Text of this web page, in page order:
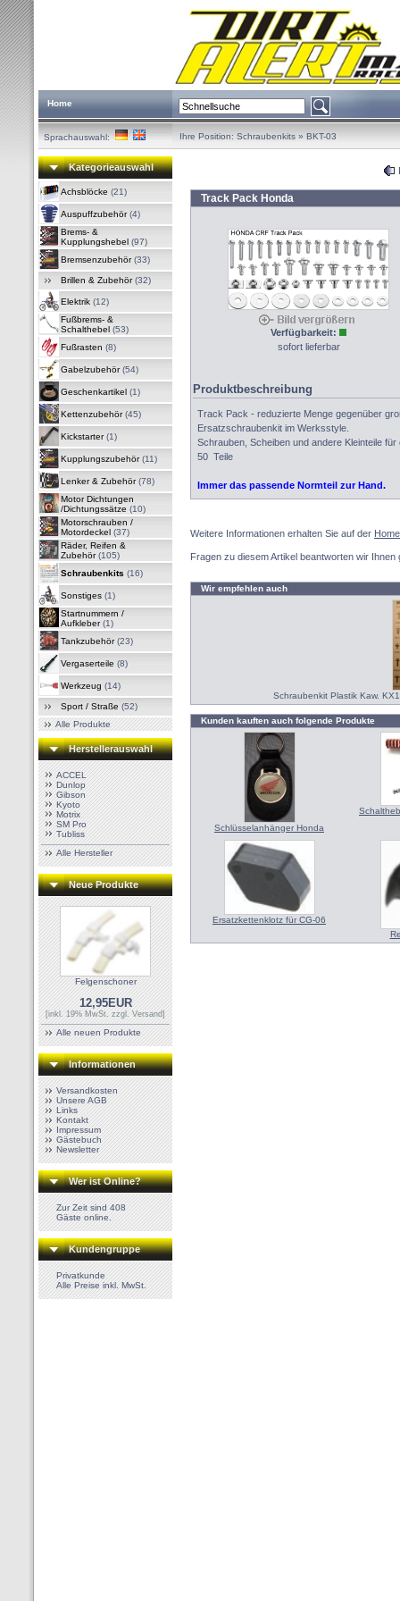
Home
Sprachauswahl: Ihre Position: Schraubenkits » BKT-03
Kategorieauswahl
Achsblöcke (21)
Auspuffzubehör(4)
Brems- &
Kupplungshebel (97)
Bremsenzubehör(33)
Brillen & Zubehör(32)
Elektrik (12)
Fußbrems- &
Schalthebel (53)
Fußrasten (8)
Gabelzubehör(54)
Geschenkartikel (1)
Kettenzubehör(45)
Kickstarter(1)
Kupplungszubehör(11)
Lenker & Zubehör(78)
Motor Dichtungen
/Dichtungssätze (10)
Motorschrauben /
Motordeckel (37)
Räder, Reifen &
Zubehör(105)
Schraubenkits (16)
Sonstiges (1)
Startnummern /
Aufkleber(1)
Tankzubehör(23)
Vergaserteile (8)
Werkzeug (14)
Sport / Straße (52)
Alle Produkte
Herstellerauswahl
ACCEL
Dunlop
Gibson
Kyoto
Motrix
SM Pro
Tubliss
Alle Hersteller
Neue Produkte
Felgenschoner
12,95EUR
[inkl. 19% MwSt. zzgl.Versand]
Alle neuen Produkte
Informationen
Versandkosten
Unsere AGB
Links
Kontakt
Impressum
Gästebuch
Newsletter
Wer ist Online?
Zur Zeit sind 408
Gäste online.
Kundengruppe
Privatkunde
Alle Preise inkl. MwSt.
Track Pack Honda
Verfügbarkeit:
sofort lieferbar
Produktbeschreibung
Track Pack - reduzierte Menge gegenüber
Ersatzschraubenkit im Werksstyle.
Schrauben, Scheiben und andere Kleinteile für
50 Teile
Immer das passende Normteil zur Hand.
Weitere Informationen erhalten Sie auf der
Fragen zu diesem Artikel beantworten wir
Wir empfehlen auch
Schraubenkit Plastik Kaw.
Kunden kauften auch folgende Produkte
Schlüsselanhänger Honda
Ersatzkettenklotz für CG-06